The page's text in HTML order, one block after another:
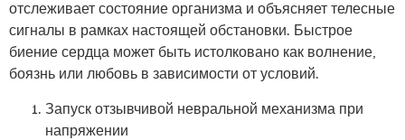
отслеживает состояние организма и объясняет телесные
сигналы в рамках настоящей обстановки. Быстрое
биение сердца может быть истолковано как волнение,
боязнь или любовь в зависимости от условий.
Запуск отзывчивой невральной механизма при
напряжении